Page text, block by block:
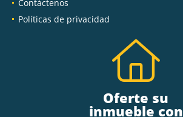
Contáctenos
Políticas de privacidad
Oferte su
inmueble con